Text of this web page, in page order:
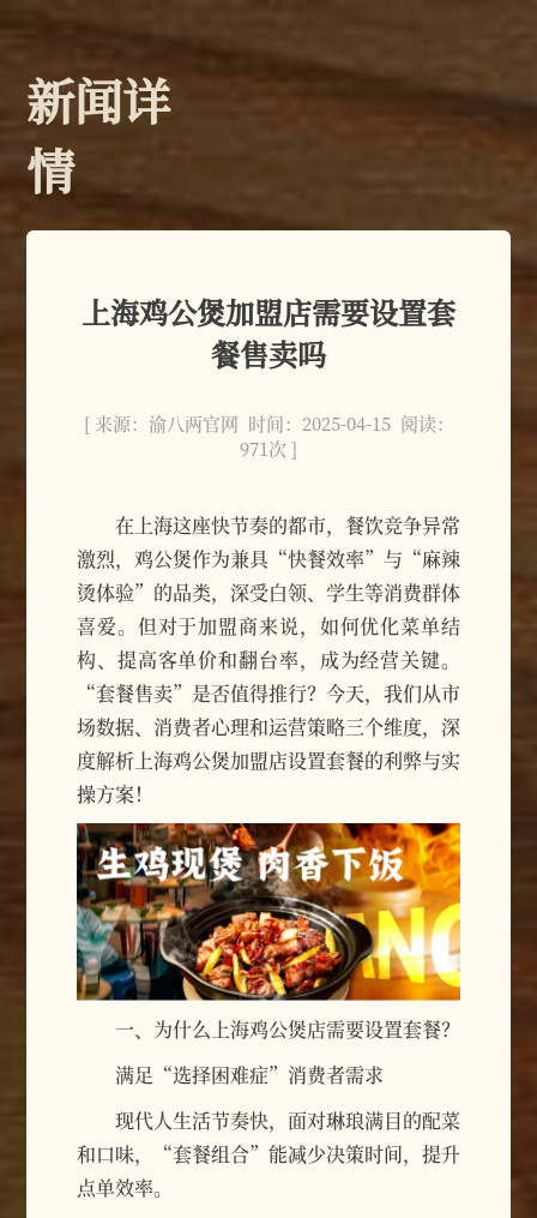
新闻详
情
上海鸡公煲加盟店需要设置套
餐售卖吗
[ 来源：渝八两官网 时间：2025-04-15 阅读：
971次 ]
在上海这座快节奏的都市，餐饮竞争异常
激烈，鸡公煲作为兼具“快餐效率”与“麻辣
烫体验”的品类，深受白领、学生等消费群体
喜爱。但对于加盟商来说，如何优化菜单结
构、提高客单价和翻台率，成为经营关键。
“套餐售卖”是否值得推行？今天，我们从市
场数据、消费者心理和运营策略三个维度，深
度解析上海鸡公煲加盟店设置套餐的利弊与实
操方案！
一、为什么上海鸡公煲店需要设置套餐？
满足“选择困难症”消费者需求
现代人生活节奏快，面对琳琅满目的配菜
和口味，“套餐组合”能减少决策时间，提升
点单效率。